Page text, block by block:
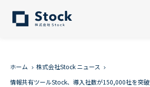
ホーム
株式会社Stock ニュース
情報共有ツールStock、導入社数が150,000社を突破